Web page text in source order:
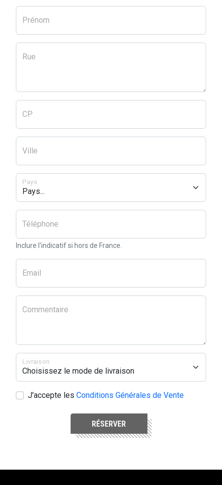
Prénom
Rue
CP
Ville
Pays
Téléphone
Inclure l'indicatif si hors de France.
Email
Commentaire
Livraison
J'accepte les Conditions Générales de Vente
RÉSERVER